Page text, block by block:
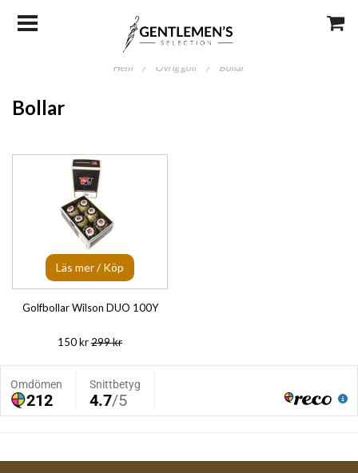
Hem / Övrig golf / Bollar
Bollar
Läs mer / Köp
Golfbollar Wilson DUO 100Y
150 kr299 kr